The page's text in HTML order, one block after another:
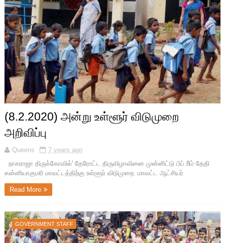
(8.2.2020) அன்று உள்ளூர் விடுமுறை
அறிவிப்பு
Queens
7 years ago
நாகராஜா திருக்கோவில்' தேரோட்ட திருவிழாவினை முன்னிட்டு பிப்.8ம் தேதி
கன்னியாகுமரி மாவட்டத்திற்கு உள்ளூர் விடுமுறை. மாவட்ட ஆட்சியர்
Read More
GOVERNMENT STAFF